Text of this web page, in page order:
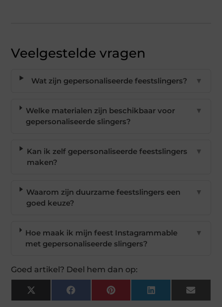
Veelgestelde vragen
Wat zijn gepersonaliseerde feestslingers? ▼
Welke materialen zijn beschikbaar voor
gepersonaliseerde slingers?
▼
Kan ik zelf gepersonaliseerde feestslingers
maken?
▼
Waarom zijn duurzame feestslingers een
goed keuze?
▼
Hoe maak ik mijn feest Instagrammable
met gepersonaliseerde slingers?
▼
Goed artikel? Deel hem dan op:
X
(Twitter)
FacebookPinterest LinkedIn Email